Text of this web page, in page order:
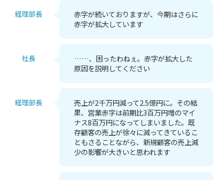
経理部長
赤字が続いておりますが、今期はさらに
赤字が拡大しています
社長
……、困ったわねぇ。赤字が拡大した
原因を説明してください
経理部長
売上が2千万円減って2.5億円に。その結
果、営業赤字は前期比3百万円増のマイ
ナス8百万円になってしまいました。既
存顧客の売上が徐々に減ってきているこ
ともさることながら、新規顧客の売上減
少の影響が大きいと思われます